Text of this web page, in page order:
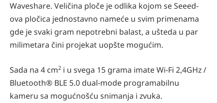
Waveshare. Veličina ploče je odlika kojom se Seeed-
ova pločica jednostavno nameće u svim primenama
gde je svaki gram nepotrebni balast, a ušteda u par
milimetara čini projekat uopšte mogućim.
Sada na 4 cm2 i u svega 15 grama imate Wi-Fi 2,4GHz /
Bluetooth® BLE 5.0 dual-mode programabilnu
kameru sa mogućnošću snimanja i zvuka.